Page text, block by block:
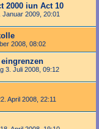
2000 iun Act 10
Januar 2009, 20:01
2008, 08:02
3. Juli 2008, 09:12
April 2008, 22:11